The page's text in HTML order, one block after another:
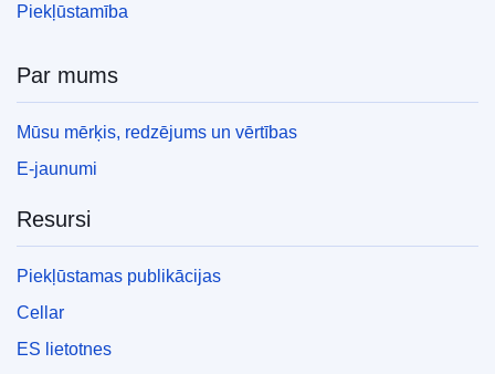
Piekļūstamība
Par mums
Mūsu mērķis, redzējums un vērtības
E-jaunumi
Resursi
Piekļūstamas publikācijas
Cellar
ES lietotnes